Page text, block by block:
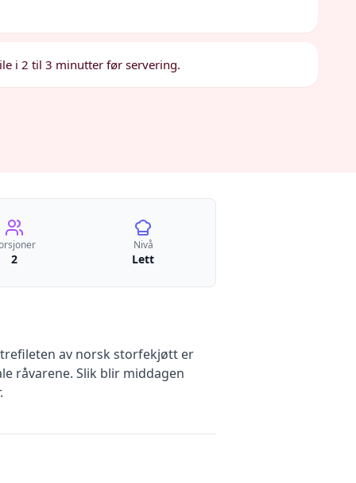
i 2 til 3 minutter før servering.
2
Nivå
Lett
av norsk storfekjøtt er
råvarene. Slik blir middagen